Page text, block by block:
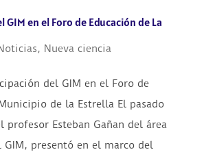
en el Foro de Educación de La
, Nueva ciencia
del GIM en el Foro de
de la Estrella El pasado
profesor Esteban Gañan del área
GIM, presentó en el marco del